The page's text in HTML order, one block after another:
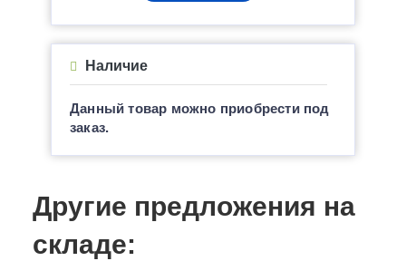
Наличие
Данный товар можно приобрести под
заказ.
Другие предложения на
складе: